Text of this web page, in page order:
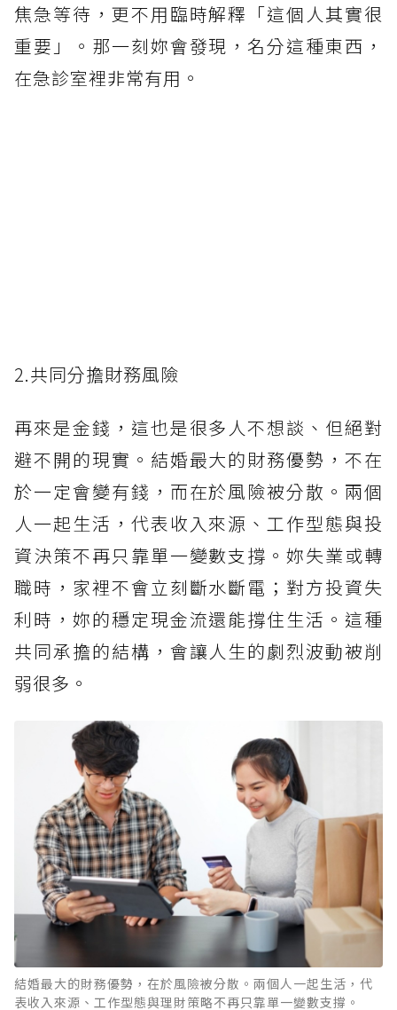
焦急等待，更不用臨時解釋「這個人其實很
重要」。那一刻妳會發現，名分這種東西，
在急診室裡非常有用。
2.共同分擔財務風險
再來是金錢，這也是很多人不想談、但絕對
避不開的現實。結婚最大的財務優勢，不在
於一定會變有錢，而在於風險被分散。兩個
人一起生活，代表收入來源、工作型態與投
資決策不再只靠單一變數支撐。妳失業或轉
職時，家裡不會立刻斷水斷電；對方投資失
利時，妳的穩定現金流還能撐住生活。這種
共同承擔的結構，會讓人生的劇烈波動被削
弱很多。
結婚最大的財務優勢，在於風險被分散。兩個人一起生活，代
表收入來源、工作型態與理財策略不再只靠單一變數支撐。